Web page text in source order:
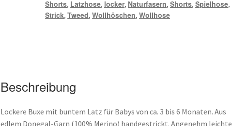
Shorts, Latzhose, locker, Naturfasern,Shorts,Spielhose,
Strick,Tweed,Wollhöschen,Wollhose
Beschreibung
Lockere Buxe mit buntem Latz für Babys von ca. 3 bis 6 Monaten. Aus
edlem Donegal-Garn (100% Merino) handgestrickt. Angenehm leichte